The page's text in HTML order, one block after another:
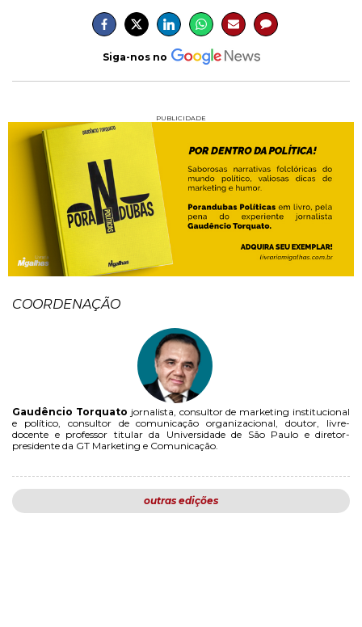
Siga-nos no
PUBLICIDADE
COORDENAÇÃO
Gaudêncio Torquato jornalista, consultor de marketing institucional
e político, consultor de comunicação organizacional, doutor, livre-
docente e professor titular da Universidade de São Paulo e diretor-
presidente da GT Marketing e Comunicação.
outras edições